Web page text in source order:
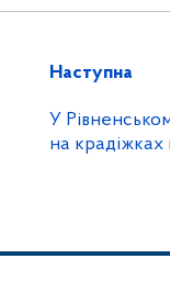
Наступна
У
на крадіжках